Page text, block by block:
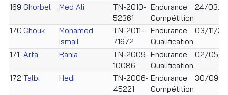
169 Ghorbel Med Ali
TN-2010-
52361
Endurance
Compétition
24/03/
170 Chouk
Mohamed
Ismail
TN-2011-
71672
Endurance
Qualification
03/11/
171 Arfa Rania
TN-2009-
10086
Endurance
Qualification
02/05/
172 Talbi Hedi
TN-2006-
45221
Endurance
Compétition
30/09/